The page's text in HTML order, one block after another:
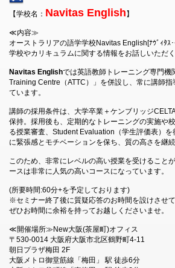
【学校名： Navitas English 】
≪内容≫
オーストラリアの語学学校Navitas English[ﾅｳﾞｨﾀｽ･
学校やカリキュラムに関する情報をお話しいただく
Navitas Englishでは英語教師トレーニング専門機
Training Centre（ATTC）」を併設し、常に講師
ています。
講師の採用条件は、大学卒業＋ケンブリッジ
保持。採用後も、定期的なトレーニングの実施や
る授業審査、Student Evaluation（学生評価表）
に緊張感とモチベーションを保ち、質の高さを継続
このため、非常にレベルの高い授業を受けること
ースは非常に人気の高いコースになっています。
(所要時間:60分+を予定しております)
※セミナー終了後に質疑応答のお時間を設けさせて
ぜひお時間に余裕を持ってお越しくださいませ。
≪開催場所≫New大阪(茶屋町)オフィス
〒530-0014 大阪府大阪市北区鶴野町4-11
朝日プラザ梅田 2F
大阪メトロ御堂筋線「梅田」 駅 徒歩6分